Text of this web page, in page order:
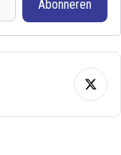
Abonneren